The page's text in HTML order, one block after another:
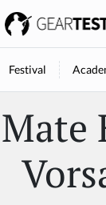
Festival